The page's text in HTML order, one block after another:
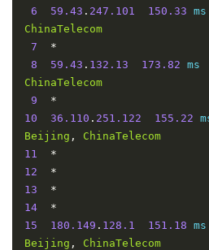
6
59.43 . 247.101 150.33
ChinaTelecom
7
*
8
59.43 . 132.13 173.82 ms
ChinaTelecom
9
*
10
36.110 . 251.122 155.22
Beijing ,
ChinaTelecom
11
*
12
*
13
*
14
*
15
180.149 . 128.1 151.18
Beijing , ChinaTelecom